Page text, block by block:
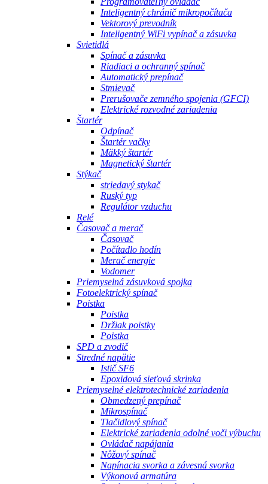
Inteligentný chránič mikropočítača
Vektorový prevodník
Inteligentný WiFi vypínač a zásuvka
Svietidlá
Spínač a zásuvka
Riadiaci a ochranný spínač
Automatický prepínač
Stmievač
Prerušovače zemného spojenia (GFCI)
Elektrické rozvodné zariadenia
Štartér
Odpínač
Štartér vačky
Mäkký štartér
Magnetický štartér
Stýkač
striedavý stykač
Ruský typ
Regulátor vzduchu
Relé
Časovač a merač
Časovač
Počítadlo hodín
Merač energie
Vodomer
Priemyselná zásuvková spojka
Fotoelektrický spínač
Poistka
Poistka
Držiak poistky
Poistka
SPD a zvodič
Stredné napätie
Istič SF6
Epoxidová sieťová skrinka
Priemyselné elektrotechnické zariadenia
Obmedzený prepínač
Mikrospínač
Tlačidlový spínač
Elektrické zariadenia odolné voči výbuchu
Ovládač napájania
Nôžový spínač
Napínacia svorka a závesná svorka
Výkonová armatúra